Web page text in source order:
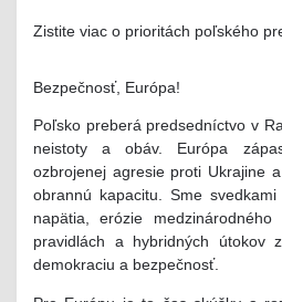
Zistite viac o prioritách poľského
Bezpečnosť, Európa!
Poľsko preberá predsedníctvo v
neistoty a obáv. Európa
ozbrojenej agresie proti Ukrajine
obrannú kapacitu. Sme
napätia, erózie
pravidlách a hybridných útokov
demokraciu a bezpečnosť.